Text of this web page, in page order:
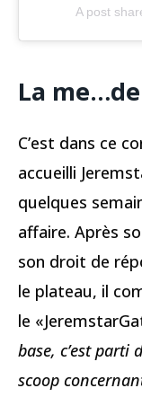
A post
La
C’est dans ce
accueilli
quelques
affaire. Après
son droit de
le plateau, il
le
base, c’est parti
scoop